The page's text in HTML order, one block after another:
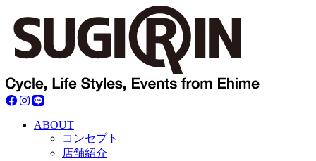
ABOUT
コンセプト
店舗紹介